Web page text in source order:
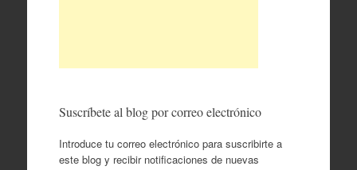
Suscríbete al blog por correo electrónico
Introduce tu correo electrónico para suscribirte a
este blog y recibir notificaciones de nuevas